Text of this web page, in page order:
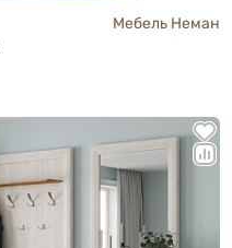
Мебель Неман